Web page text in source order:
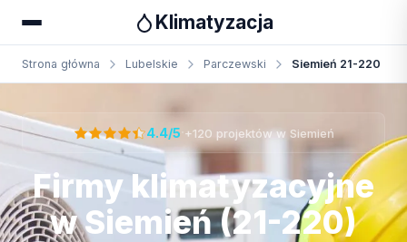
Klimatyzacja
Strona główna Lubelskie Parczewski Siemień 21-220
Otrzymaj bezpłatną wycenę
4.4/5 +120 projektów w Siemień
Firmy klimatyzacyjne
w Siemień (21-220)